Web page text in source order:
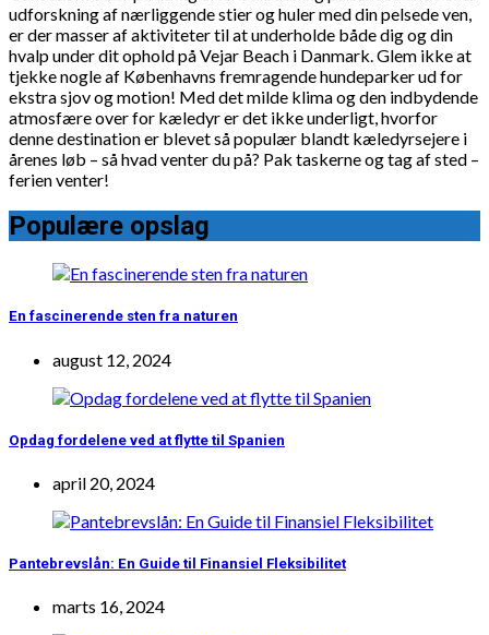
udforskning af nærliggende stier og huler med din pelsede ven,
er der masser af aktiviteter til at underholde både dig og din
hvalp under dit ophold på Vejar Beach i Danmark. Glem ikke at
tjekke nogle af Københavns fremragende hundeparker ud for
ekstra sjov og motion! Med det milde klima og den indbydende
atmosfære over for kæledyr er det ikke underligt, hvorfor
denne destination er blevet så populær blandt kæledyrsejere i
årenes løb – så hvad venter du på? Pak taskerne og tag af sted –
ferien venter!
Populære opslag
En fascinerende sten fra naturen
august 12, 2024
Opdag fordelene ved at flytte til Spanien
april 20, 2024
Pantebrevslån: En Guide til Finansiel Fleksibilitet
marts 16, 2024